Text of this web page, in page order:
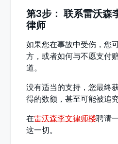
第3步： 联系雷沃森
律师
如果您在事故中受伤，您
方，或者如何与不愿支付
道。
没有适当的支持，您最终
得的数额，甚至可能被追
在雷沃森李文律师楼聘请
这一切。